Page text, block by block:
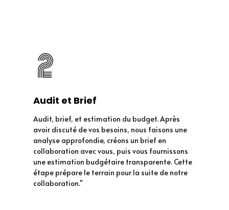
Audit et Brief
Audit, brief, et estimation du budget. Après
avoir discuté de vos besoins, nous faisons une
analyse approfondie, créons un brief en
collaboration avec vous, puis vous fournissons
une estimation budgétaire transparente. Cette
étape prépare le terrain pour la suite de notre
collaboration."